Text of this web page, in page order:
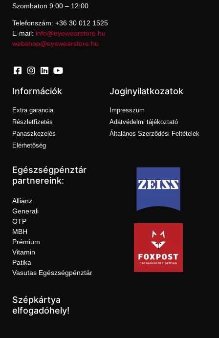
Szombaton 9:00 – 12:00
Telefonszám: +36 30 012 1525
E-mail: info@eyewearstore.hu
webshop@eyewearstore.hu
Információk
Extra garancia
Részletfizetés
Panaszkezelés
Elérhetőség
Joginyilatkozatok
Impresszum
Adatvédelmi tájékoztató
Általános Szerződési Feltételek
Egészségpénztár
partnereink:
Allianz
Generali
OTP
MBH
Prémium
Vitamin
Patika
Vasutas Egészségpénztár
Szépkártya
elfogadóhely!